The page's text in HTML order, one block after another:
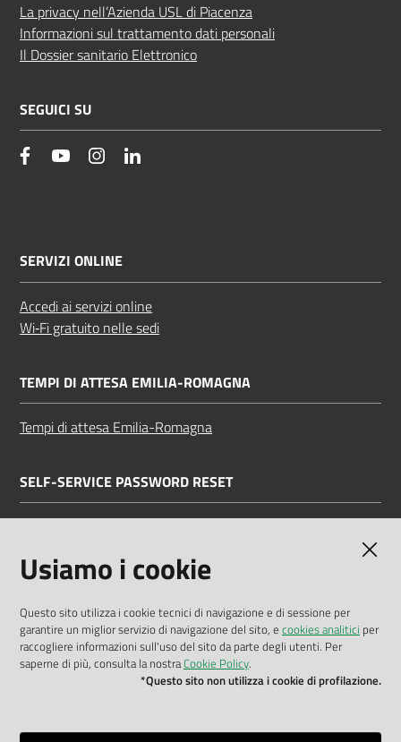
La privacy nell’Azienda USL di Piacenza
Informazioni sul trattamento dati personali
Il Dossier sanitario Elettronico
SEGUICI SU
facebookYouTube Instagram
SERVIZI ONLINE
Accedi ai servizi online
Wi‑Fi gratuito nelle sedi
TEMPI DI ATTESA EMILIA-ROMAGNA
Tempi di attesa Emilia-Romagna
SELF-SERVICE PASSWORD RESET
Dichiarazione di accessibilità
Privacy policy
Usiamo i cookie
Questo sito utilizza i cookie tecnici di navigazione e di sessione per
garantire un miglior servizio di navigazione del sito, e cookies analitici per
raccogliere informazioni sull'uso del sito da parte degli utenti. Per
saperne di più, consulta la nostraCookie Policy.
*Questo sito non utilizza i cookie di profilazione.